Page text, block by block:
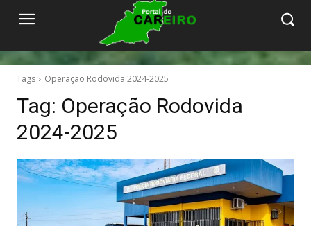
Tags Operação Rodovida 2024-2025
Tag: Operação Rodovida
2024-2025